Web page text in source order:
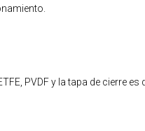
PVDF y la tapa de cierre es